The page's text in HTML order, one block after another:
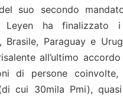
suo secondo
ha finalizzato
Brasile, Paraguay e
all’ultimo
di persone coinvolte,
cui 30mila Pmi),